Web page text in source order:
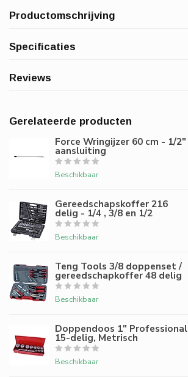
Productomschrijving
Specificaties
Reviews
Gerelateerde producten
Force Wringijzer 60 cm - 1/2"
aansluiting
Beschikbaar
Gereedschapskoffer 216
delig - 1/4 , 3/8 en 1/2
Beschikbaar
Teng Tools 3/8 doppenset /
gereedschapkoffer 48 delig
Beschikbaar
Doppendoos 1" Professional
15-delig, Metrisch
Beschikbaar